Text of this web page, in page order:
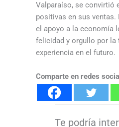
Valparaíso, se convirtió
positivas en sus
el apoyo a la economía
felicidad y orgullo por la
experiencia en el futuro.
Comparte en redes